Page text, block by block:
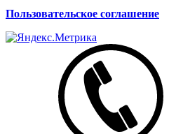
Пользовательское соглашение